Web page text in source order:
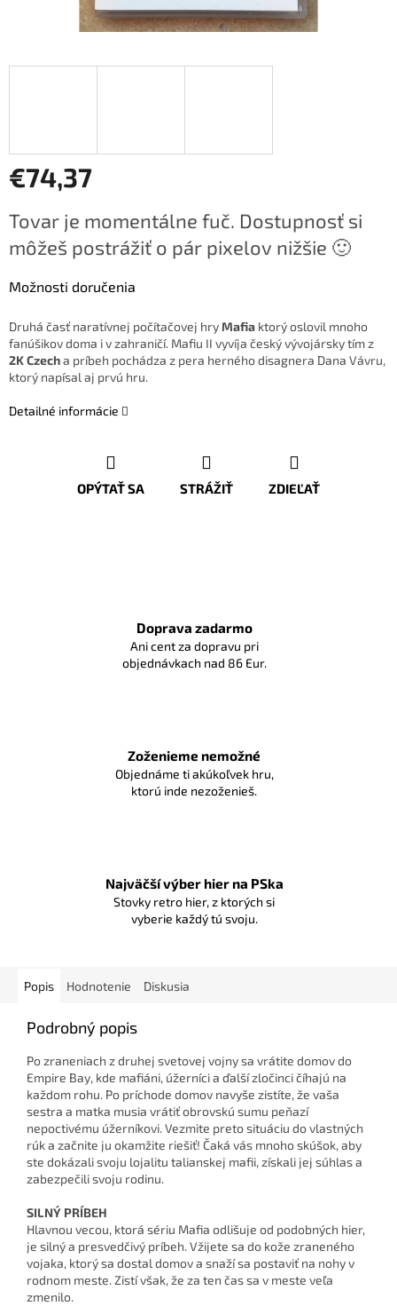
€74,37
cena:
Tovar je momentálne fuč. Dostupnosť si
môžeš postrážiť o pár pixelov nižšie 🙂
Možnosti doručenia
Druhá časť naratívnej počítačovej hryMafia ktorý oslovil mnoho
fanúšikov doma i v zahraničí. Mafiu II vyvíja český vývojársky tím z
2K Czecha príbeh pochádza z pera herného disagnera Dana Vávru,
ktorý napísal aj prvú hru.
Detailné informácie
OPÝTAŤ SA STRÁŽIŤ ZDIEĽAŤ
Doprava zadarmo
Ani cent za dopravu pri
objednávkach nad 86 Eur.
Zoženieme nemožné
Objednáme ti akúkoľvek hru,
ktorú inde nezoženieš.
Najväčší výber hier na PSka
Stovky retro hier, z ktorých si
vyberie každý tú svoju.
Popis Hodnotenie Diskusia
Podrobný popis
Po zraneniach z druhej svetovej vojny sa vrátite domov do
Empire Bay, kde mafiáni, úžerníci a ďalší zločinci číhajú na
každom rohu. Po príchode domov navyše zistíte, že vaša
sestra a matka musia vrátiť obrovskú sumu peňazí
nepoctivému úžerníkovi. Vezmite preto situáciu do vlastných
rúk a začnite ju okamžite riešiť! Čaká vás mnoho skúšok, aby
ste dokázali svoju lojalitu talianskej mafii, získali jej súhlas a
zabezpečili svoju rodinu.
SILNÝ PRÍBEH
Hlavnou vecou, ktorá sériu Mafia odlišuje od podobných hier,
je silný a presvedčivý príbeh. Vžijete sa do kože zraneného
vojaka, ktorý sa dostal domov a snaží sa postaviť na nohy v
rodnom meste. Zistí však, že za ten čas sa v meste veľa
zmenilo.